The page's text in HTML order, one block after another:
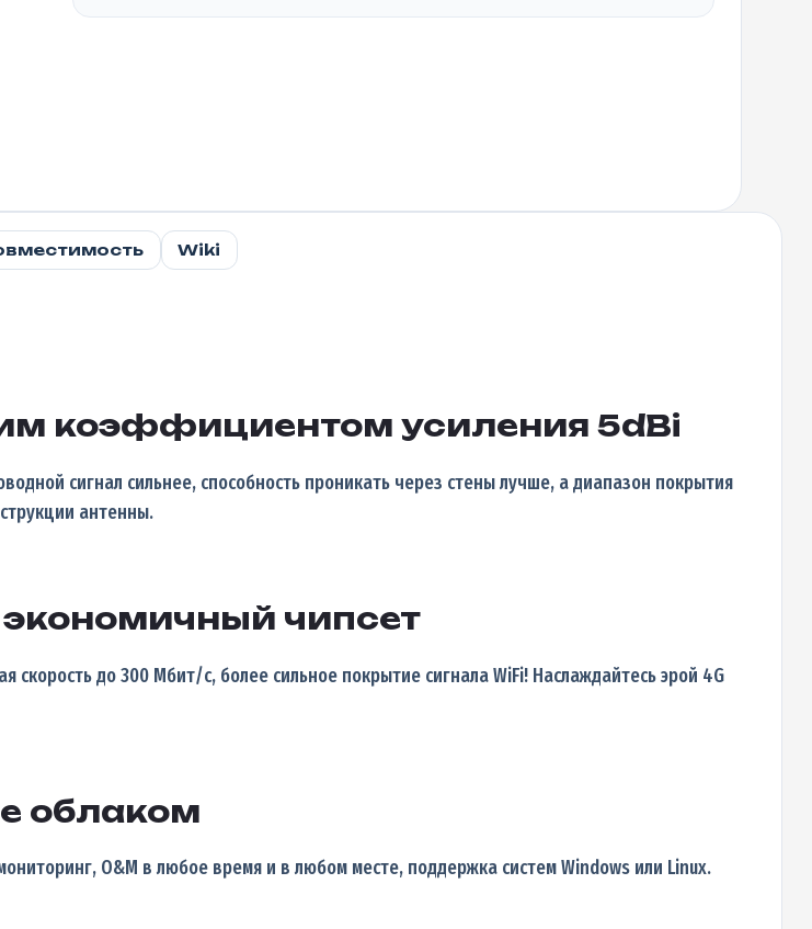
Wiki
коэффициентом усиления 5dBi
сигнал сильнее, способность проникать через стены лучше, а диапазон покрытия
антенны.
чипсет
скорость до 300 Мбит/с, более сильное покрытие сигнала WiFi! Наслаждайтесь эрой 4G
облаком
O&M в любое время и в любом месте, поддержка систем Windows или Linux.